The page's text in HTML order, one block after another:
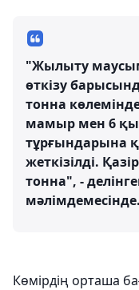
"Жылыту
өткізу
тонна
мамыр мен 6
тұрғындарына
жеткізілді.
тонна", -
мәлімдемесінде.
Көмірдің орташа